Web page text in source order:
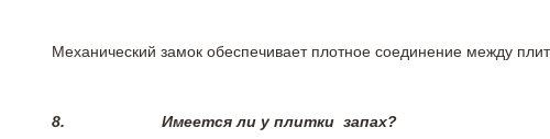
Механический замок обеспечивает плотное соединение между
8. Имеется ли у плитки запах?